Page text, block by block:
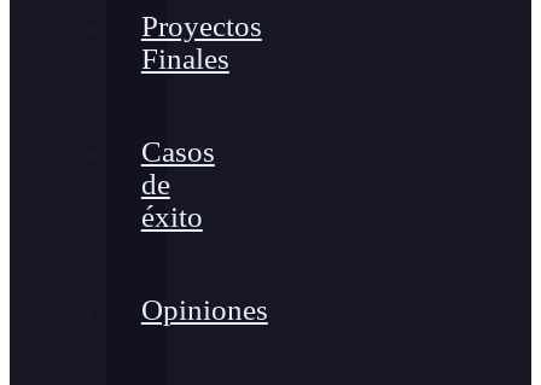
Proyectos
Finales
Casos
de
éxito
Opiniones